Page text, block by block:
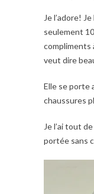
Je l’adore!
seulement
compliments
veut dire
Elle se porte
chaussures
Je l’ai tout
portée sans